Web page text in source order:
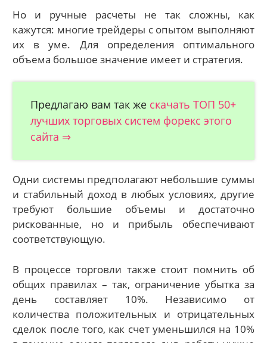
Но и ручные расчеты не так сложны, как
кажутся: многие трейдеры с опытом выполняют
их в уме. Для определения оптимального
объема большое значение имеет и стратегия.
Предлагаю вам так же скачать ТОП 50+
лучших торговых систем форекс этого
сайта ⇒
Одни системы предполагают небольшие суммы
и стабильный доход в любых условиях, другие
требуют большие объемы и достаточно
рискованные, но и прибыль обеспечивают
соответствующую.
В процессе торговли также стоит помнить об
общих правилах – так, ограничение убытка за
день составляет 10%. Независимо от
количества положительных и отрицательных
сделок после того, как счет уменьшился на 10%